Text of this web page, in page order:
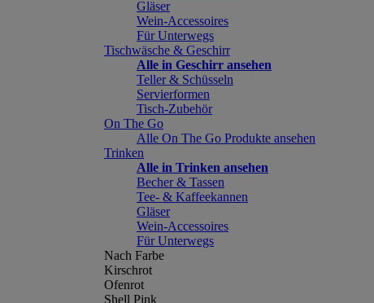
Gläser
Wein-Accessoires
Für Unterwegs
Tischwäsche & Geschirr
Alle in Geschirr ansehen
Teller & Schüsseln
Servierformen
Tisch-Zubehör
On The Go
Alle On The Go Produkte ansehen
Trinken
Alle in Trinken ansehen
Becher & Tassen
Tee- & Kaffeekannen
Gläser
Wein-Accessoires
Für Unterwegs
Nach Farbe
Kirschrot
Ofenrot
Shell Pink